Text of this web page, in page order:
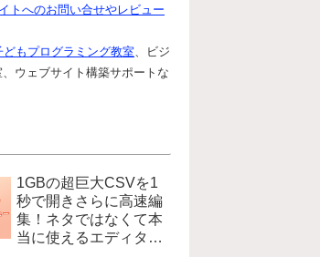
トへのお問い合せやレビュー
どもプログラミング教室、ビジ
ウェブサイト構築サポートな
1GBの超巨大CSVを1
秒で開きさらに高速編
集！ネタではなくて本
当に使えるエディタ